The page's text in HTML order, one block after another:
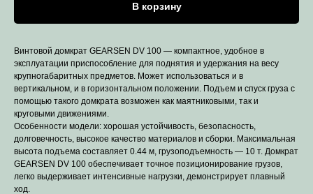
В корзину
Винтовой домкрат GEARSEN DV 100 — компактное, удобное в
эксплуатации приспособление для поднятия и удержания на весу
крупногабаритных предметов. Может использоваться и в
вертикальном, и в горизонтальном положении. Подъем и спуск груза с
помощью такого домкрата возможен как маятниковыми, так и
круговыми движениями.
Особенности модели: хорошая устойчивость, безопасность,
долговечность, высокое качество материалов и сборки. Максимальная
высота подъема составляет 0.44 м, грузоподъемность — 10 т. Домкрат
GEARSEN DV 100 обеспечивает точное позиционирование грузов,
легко выдерживает интенсивные нагрузки, демонстрирует плавный
ход.